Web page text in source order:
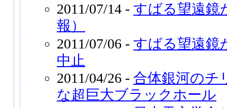
2011/07/14 - すばる望遠鏡
報）
2011/07/06 - すばる望遠鏡
中止
2011/04/26 - 合体銀河のチ
な超巨大ブラックホール